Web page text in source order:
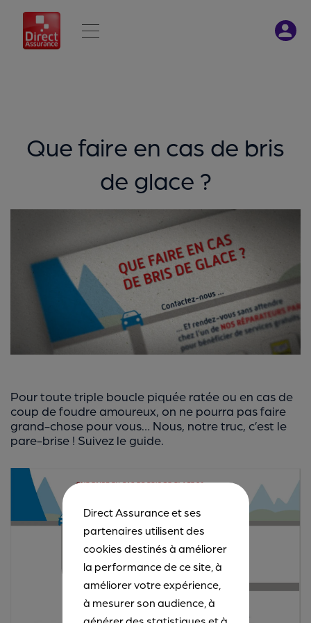
Que faire en cas de bris
de glace ?
Pour toute triple boucle piquée ratée ou en cas de
coup de foudre amoureux, on ne pourra pas faire
grand-chose pour vous… Nous, notre truc, c’est le
pare-brise ! Suivez le guide.
Direct Assurance et ses
partenaires utilisent des
cookies destinés à améliorer
la performance de ce site, à
améliorer votre expérience,
à mesurer son audience, à
générer des statistiques et à